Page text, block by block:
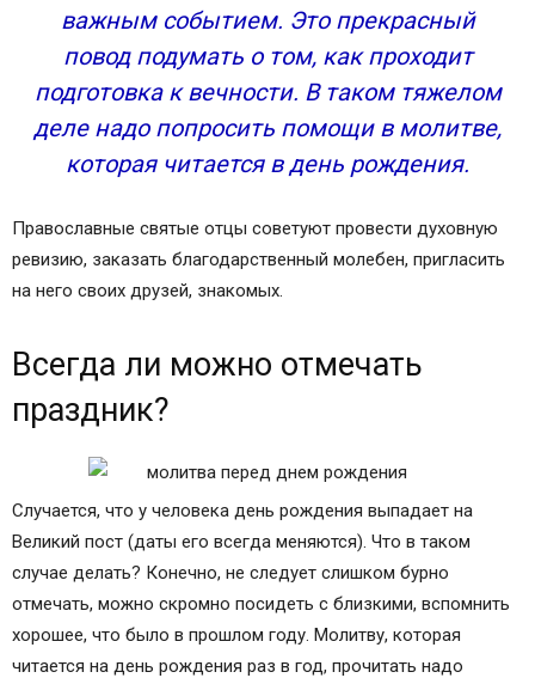
важным событием. Это прекрасный
повод подумать о том, как проходит
подготовка к вечности. В таком тяжелом
деле надо попросить помощи в молитве,
которая читается в день рождения.
Православные святые отцы советуют провести духовную
ревизию, заказать благодарственный молебен, пригласить
на него своих друзей, знакомых.
Всегда ли можно отмечать
праздник?
Случается, что у человека день рождения выпадает на
Великий пост (даты его всегда меняются). Что в таком
случае делать? Конечно, не следует слишком бурно
отмечать, можно скромно посидеть с близкими, вспомнить
хорошее, что было в прошлом году. Молитву, которая
читается на день рождения раз в год, прочитать надо